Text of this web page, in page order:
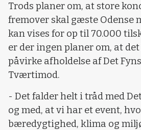
Trods planer om, at store
fremover skal gæste Odense
kan vises for op til 70.000
er der ingen planer om, at
påvirke afholdelse af Det
Tværtimod.
- Det falder helt i tråd med
og med, at vi har et event,
bæredygtighed, klima og